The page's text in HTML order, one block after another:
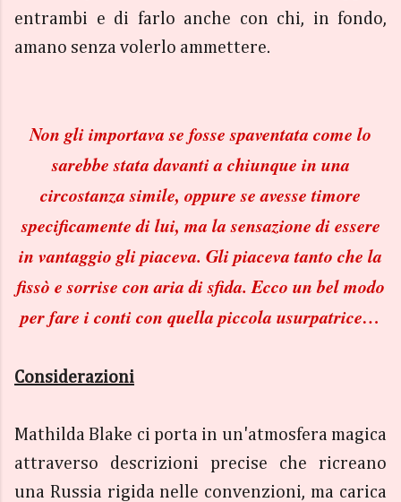
entrambi e di farlo anche con chi, in fondo,
amano senza volerlo ammettere.
Non gli importava se fosse spaventata come lo
sarebbe stata davanti a chiunque in una
circostanza simile, oppure se avesse timore
specificamente di lui, ma la sensazione di essere
in vantaggio gli piaceva. Gli piaceva tanto che la
fissò e sorrise con aria di sfida. Ecco un bel modo
per fare i conti con quella piccola usurpatrice…
Considerazioni
Mathilda Blake ci porta in un'atmosfera magica
attraverso descrizioni precise che ricreano
una Russia rigida nelle convenzioni, ma carica